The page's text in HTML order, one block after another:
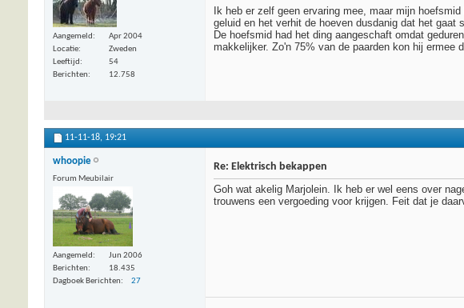
Aangemeld
Apr 2004
Locatie
Zweden
Leeftijd
54
Berichten
12.758
Ik heb er zelf geen ervaring mee, maar mijn
geluid en het verhit de hoeven dusdanig dat het gaat
De hoefsmid had het ding aangeschaft omdat
makkelijker. Zo'n 75% van de paarden kon hij ermee
11-11-18, 19:21
whoopie
Forum Meubilair
Aangemeld
Jun 2006
Berichten
18.435
Dagboek Berichten
27
Re: Elektrisch bekappen
Goh wat akelig Marjolein. Ik heb er wel eens over
trouwens een vergoeding voor krijgen. Feit dat je